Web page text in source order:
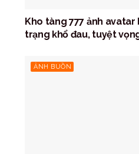
Kho tàng 777 ảnh
trạng khổ đau, tuyệt
ẢNH BUỒN